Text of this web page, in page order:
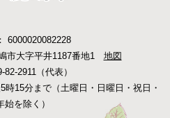
6000020082228
市大字平井1187番地1 地図
2911（代表）
15分まで（土曜日・日曜日・祝日・
始を除く）